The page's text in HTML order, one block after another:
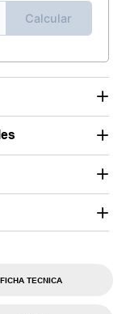
Calcular
FICHA TECNICA